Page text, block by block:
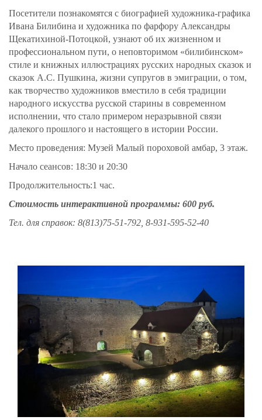
Посетители познакомятся с биографией художника-графика
Ивана Билибина и художника по фарфору Александры
Щекатихиной-Потоцкой, узнают об их жизненном и
профессиональном пути, о неповторимом «билибинском»
стиле и книжных иллюстрациях русских народных сказок и
сказок А.С. Пушкина, жизни супругов в эмиграции, о том,
как творчество художников вместило в себя традиции
народного искусства русской старины в современном
исполнении, что стало примером неразрывной связи
далекого прошлого и настоящего в истории России.
Место проведения: Музей Малый пороховой амбар, 3 этаж.
Начало сеансов: 18:30 и 20:30
Продолжительность:1 час.
Стоимость интерактивной программы: 600 руб.
Тел. для справок: 8(813)75-51-792, 8-931-595-52-40